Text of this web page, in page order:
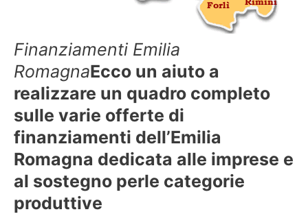
Finanziamenti Emilia
RomagnaEcco un aiuto a
realizzare un quadro completo
sulle varie offerte di
finanziamenti dell’Emilia
Romagna dedicata alle imprese e
al sostegno perle categorie
produttive